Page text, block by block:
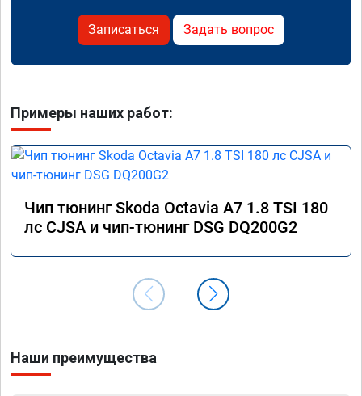
Записаться Задать вопрос
Примеры наших работ:
Чип тюнинг Skoda Octavia A7 1.8 TSI 180
лс CJSA и чип-тюнинг DSG DQ200G2
Наши преимущества